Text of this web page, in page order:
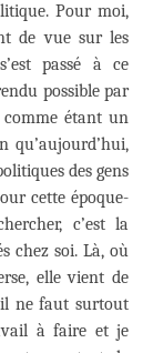
Pour moi,
de vue sur les
passé à ce
possible par
comme étant un
qu’aujourd’hui,
des gens
cette époque-
c’est la
chez soi. Là, où
elle vient de
il ne faut surtout
à faire et je